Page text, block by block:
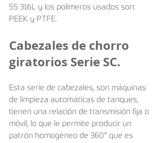
SS 316L y los polímeros usados son:
PEEK y PTFE.
Cabezales de chorro
giratorios Serie SC.
Esta serie de cabezales, son máquinas
de limpieza automáticas de tanques,
tienen una relación de transmisión fija o
móvil, lo que le permite producir un
patrón homogéneo de 360° que es